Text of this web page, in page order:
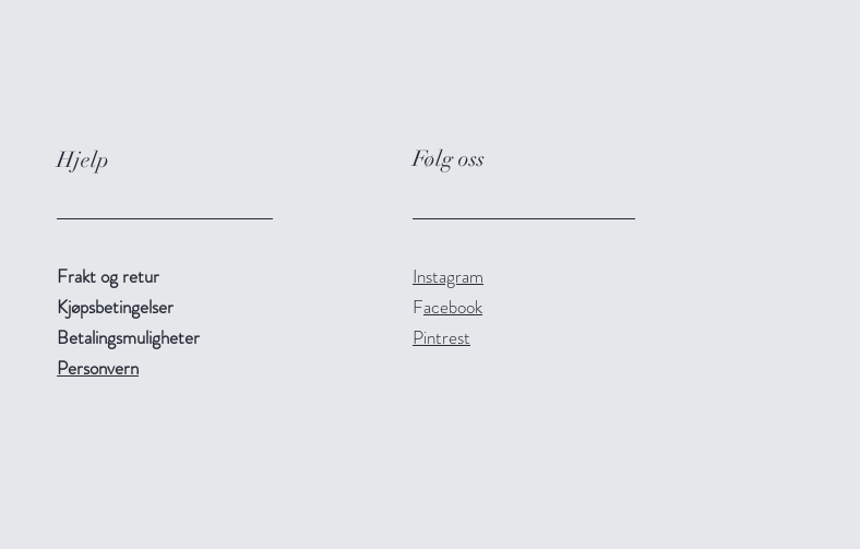
Hjelp
Frakt og retur
Kjøpsbetingelser
Betalingsmuligheter
Personvern
Følg oss
Instagram
Facebook
Pintrest